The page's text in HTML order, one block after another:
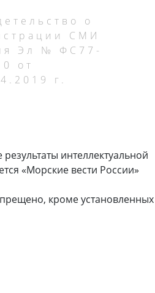
о
СМИ
Эл № ФС77-
от
г.
интеллектуальной
«Морские вести России»
кроме установленных